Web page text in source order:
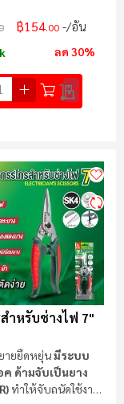
฿154.00 /อัน
ลด 30%
สำหรับช่างไฟ 7"
ายยืดหยุ่นมีระบบ
ค ด้ามจับเป็นยาง
ทำให้จับถนัดใช้งาน